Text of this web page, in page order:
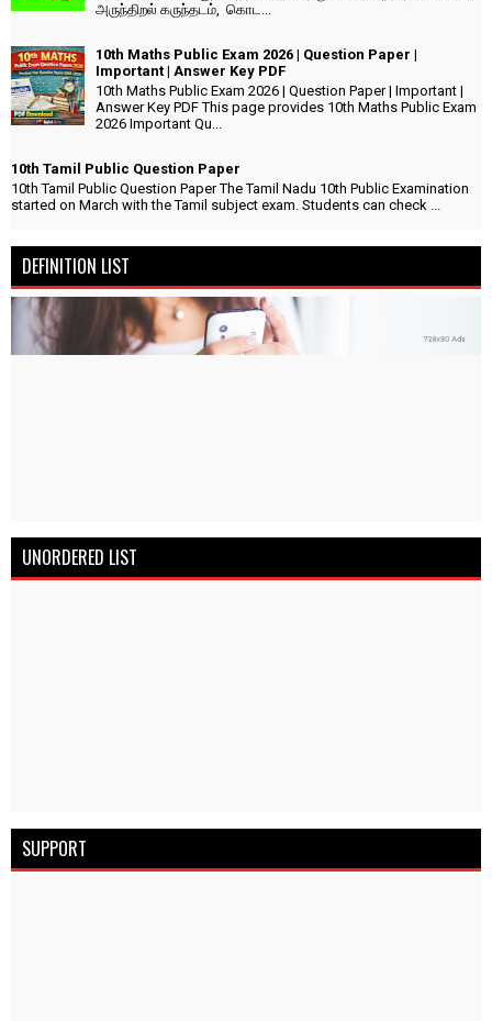
அருந்திறல் கருந்தடம், கொட...
10th Maths Public Exam 2026 | Question Paper |
Important | Answer Key PDF
10th Maths Public Exam 2026 | Question Paper | Important |
Answer Key PDF This page provides 10th Maths Public Exam
2026 Important Qu...
10th Tamil Public Question Paper
10th Tamil Public Question Paper The Tamil Nadu 10th Public Examination
started on March with the Tamil subject exam. Students can check ...
DEFINITION LIST
UNORDERED LIST
SUPPORT